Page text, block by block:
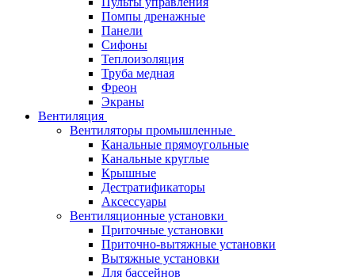
Помпы дренажные
Панели
Сифоны
Теплоизоляция
Труба медная
Фреон
Экраны
Вентиляция
Вентиляторы промышленные
Канальные прямоугольные
Канальные круглые
Крышные
Дестратификаторы
Аксессуары
Вентиляционные установки
Приточные установки
Приточно-вытяжные установки
Вытяжные установки
Для бассейнов